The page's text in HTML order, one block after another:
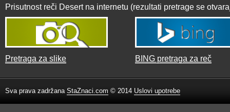
Prisutnost reči Desert na internetu (rezultati pretrage se
Pretraga za slike BING pretraga za reč
Sva prava zadržana StaZnaci.com © 2014 Uslovi upotrebe